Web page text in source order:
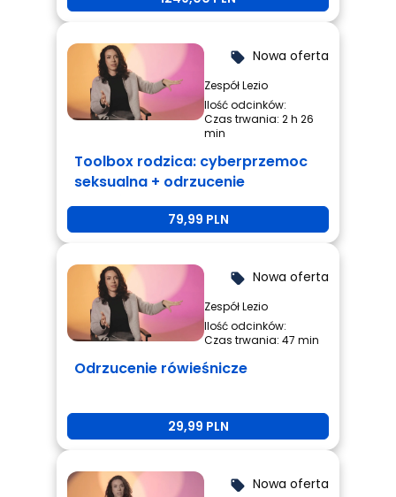
local_offer Nowa oferta
Zespół Lezio
Ilość odcinków:
Czas trwania: 2 h 26
min
Toolbox rodzica: cyberprzemoc
seksualna + odrzucenie
rówieśnicze + przemoc
79,99 PLN
local_offer Nowa oferta
Zespół Lezio
Ilość odcinków:
Czas trwania: 47 min
Odrzucenie rówieśnicze
29,99 PLN
local_offer Nowa oferta